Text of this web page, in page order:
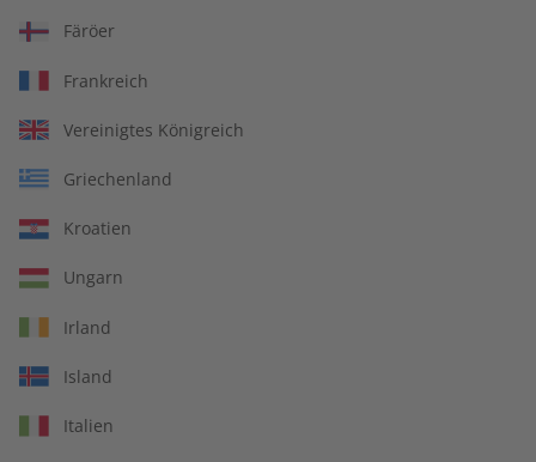
€ 99,90
Deutsch perfekt
Färöer
Frankreich
Vereinigtes Königreich
Griechenland
Kroatien
Ungarn
Irland
Island
Italien